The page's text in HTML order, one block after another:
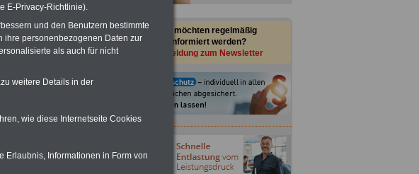
Alimentation)
für verfassungs-
Besoldung
gibt es teilweise
hierzu eine
der
(TV-L): § 28
Sie möchten regelmäßig
informiert werden?
Anmeldung zum Newsletter
E-Privacy-Richtlinie).
und den Benutzern bestimmte
ihre personenbezogenen Daten zur
als auch für nicht
weitere Details in der
wie diese Internetseite Cookies
Erlaubnis, Informationen in Form von